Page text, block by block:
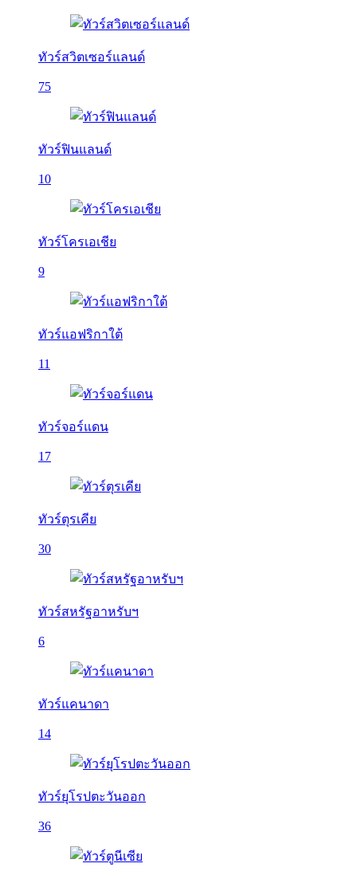
ทัวร์สวิตเซอร์แลนด์
75
ทัวร์ฟินแลนด์
10
ทัวร์โครเอเชีย
9
ทัวร์แอฟริกาใต้
11
ทัวร์จอร์แดน
17
ทัวร์ตุรเคีย
30
ทัวร์สหรัฐอาหรับฯ
6
ทัวร์แคนาดา
14
ทัวร์ยุโรปตะวันออก
36